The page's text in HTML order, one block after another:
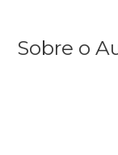
Sobre o